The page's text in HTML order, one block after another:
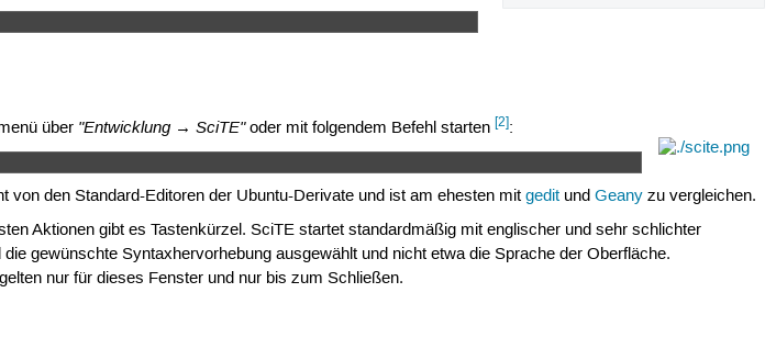
über "Entwicklung → SciTE"oder mit folgendem Befehl starten[2]:
von den Standard-Editoren der Ubuntu-Derivate und ist am ehesten mitgedit undGeany zu vergleichen.
Aktionen gibt es Tastenkürzel. SciTE startet standardmäßig mit englischer und sehr schlichter
gewünschte Syntaxhervorhebung ausgewählt und nicht etwa die Sprache der Oberfläche.
nur für dieses Fenster und nur bis zum Schließen.